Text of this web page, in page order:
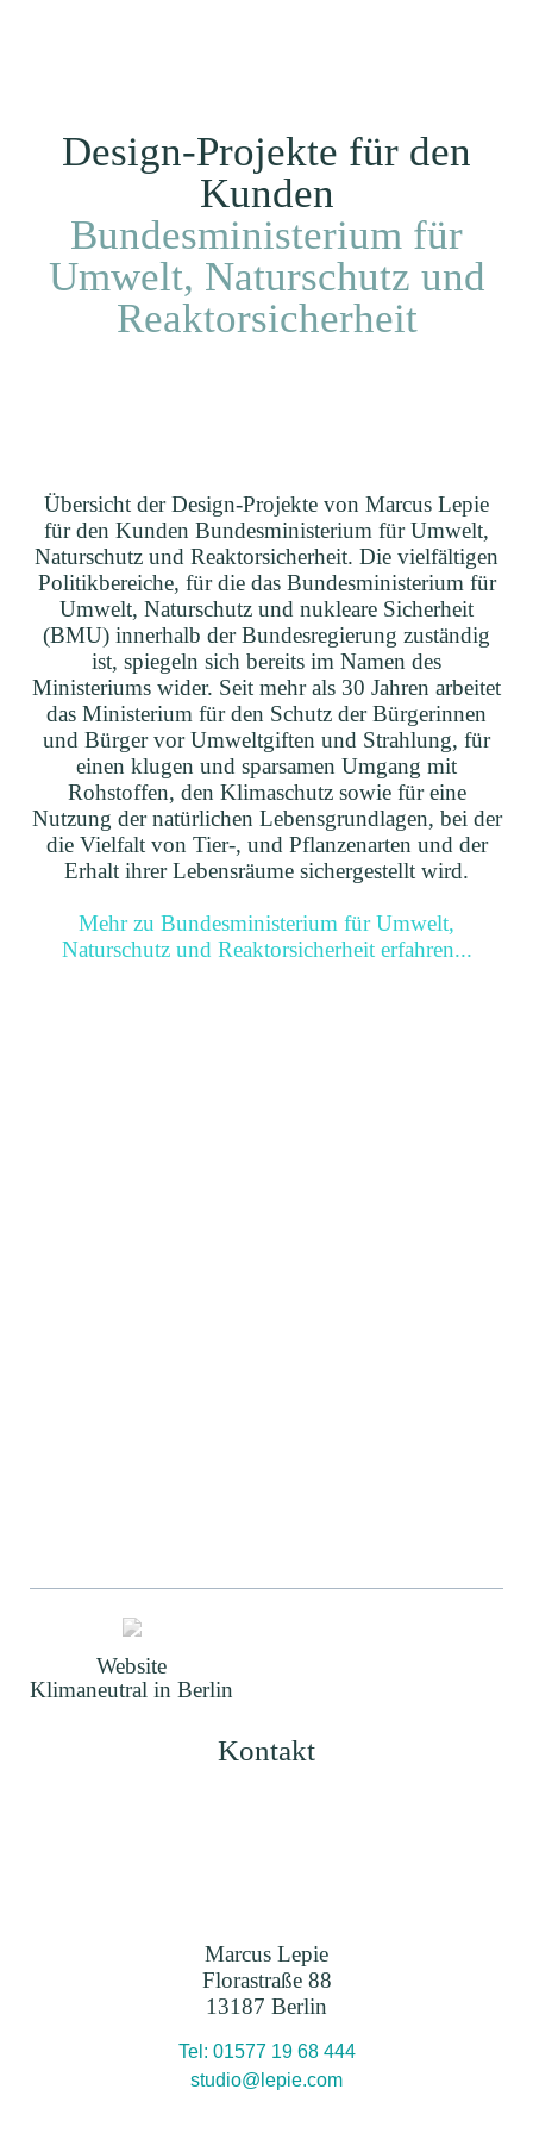
Design-Projekte für den
Kunden
Bundesministerium für
Umwelt, Naturschutz und
Reaktorsicherheit
Übersicht der Design-Projekte von Marcus Lepie
für den Kunden Bundesministerium für Umwelt,
Naturschutz und Reaktorsicherheit. Die vielfältigen
Politikbereiche, für die das Bundesministerium für
Umwelt, Naturschutz und nukleare Sicherheit
(BMU) innerhalb der Bundesregierung zuständig
ist, spiegeln sich bereits im Namen des
Ministeriums wider. Seit mehr als 30 Jahren arbeitet
das Ministerium für den Schutz der Bürgerinnen
und Bürger vor Umweltgiften und Strahlung, für
einen klugen und sparsamen Umgang mit
Rohstoffen, den Klimaschutz sowie für eine
Nutzung der natürlichen Lebensgrundlagen, bei der
die Vielfalt von Tier-, und Pflanzenarten und der
Erhalt ihrer Lebensräume sichergestellt wird.
Mehr zu Bundesministerium für Umwelt,
Naturschutz und Reaktorsicherheit erfahren...
Website
Klimaneutral in Berlin
Kontakt
Marcus Lepie
Florastraße 88
13187 Berlin
Tel: 01577 19 68 444
studio@lepie.com